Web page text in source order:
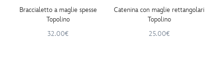
Braccialetto a maglie spesse
Topolino
32.00€
Catenina con maglie rettangolari
Topolino
25.00€